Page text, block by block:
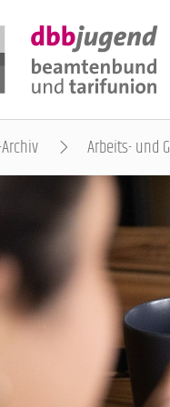
JUGEND
Arbeits- und